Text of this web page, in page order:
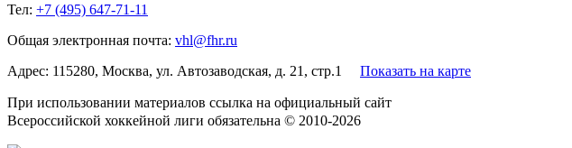
Тел: +7 (495) 647-71-11
Общая электронная почта: vhl@fhr.ru
Адрес: 115280, Москва, ул. Автозаводская, д. 21, стр.1 Показать на карте
При использовании материалов ссылка на официальный сайт
Всероссийской хоккейной лиги обязательна © 2010-2026